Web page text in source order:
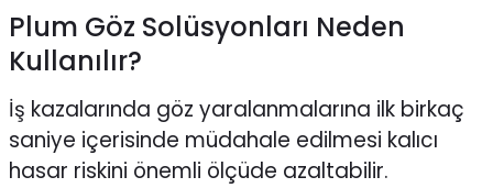
Plum Göz Solüsyonları Neden
Kullanılır?
İş kazalarında göz yaralanmalarına ilk birkaç
saniye içerisinde müdahale edilmesi kalıcı
hasar riskini önemli ölçüde azaltabilir.